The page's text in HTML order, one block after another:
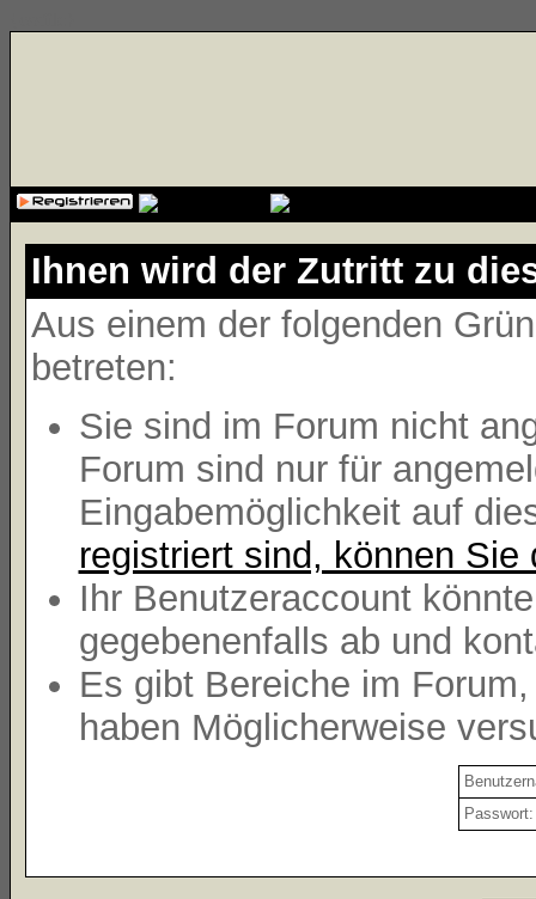
Ihnen wird der Zutritt zu
Aus einem der folgenden
betreten:
Sie sind im Forum nicht
Forum sind nur für
Eingabemöglichkeit auf
registriert sind, können Sie
Ihr Benutzeraccount
gegebenenfalls ab und
Es gibt Bereiche im
haben Möglicherweise
Passwort: